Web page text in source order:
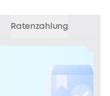
Ratenzahlung